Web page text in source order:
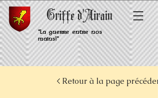
Griffe d'Airain
"La guerre entre nos
mains!"
< Retour à la page